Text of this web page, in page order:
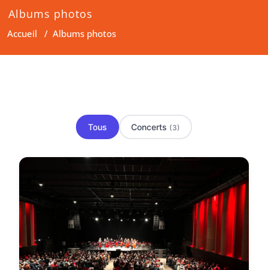
Albums photos
Accueil / Albums photos
Tous Concerts (3)